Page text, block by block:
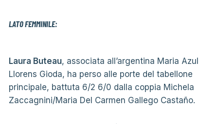
LATO FEMMINILE:
Laura Buteau, associata all’argentina Maria Azul
Llorens Gioda, ha perso alle porte del tabellone
principale, battuta 6/2 6/0 dalla coppia Michela
Zaccagnini/Maria Del Carmen Gallego Castaño.